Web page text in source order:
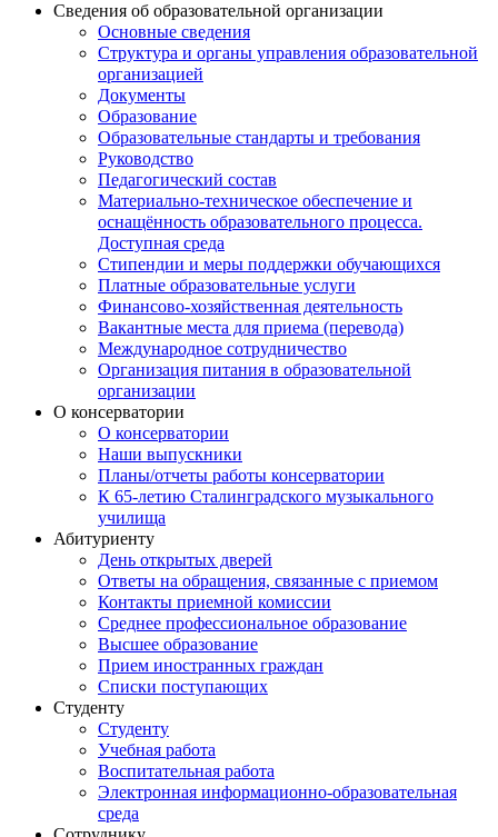
Сведения об образовательной организации
Основные сведения
Структура и органы управления образовательной
организацией
Документы
Образование
Образовательные стандарты и требования
Руководство
Педагогический состав
Материально-техническое обеспечение и
оснащённость образовательного процесса.
Доступная среда
Стипендии и меры поддержки обучающихся
Платные образовательные услуги
Финансово-хозяйственная деятельность
Вакантные места для приема (перевода)
Международное сотрудничество
Организация питания в образовательной
организации
О консерватории
О консерватории
Наши выпускники
Планы/отчеты работы консерватории
К 65-летию Сталинградского музыкального
училища
Абитуриенту
День открытых дверей
Ответы на обращения, связанные с приемом
Контакты приемной комиссии
Среднее профессиональное образование
Высшее образование
Прием иностранных граждан
Списки поступающих
Студенту
Студенту
Учебная работа
Воспитательная работа
Электронная информационно-образовательная
среда